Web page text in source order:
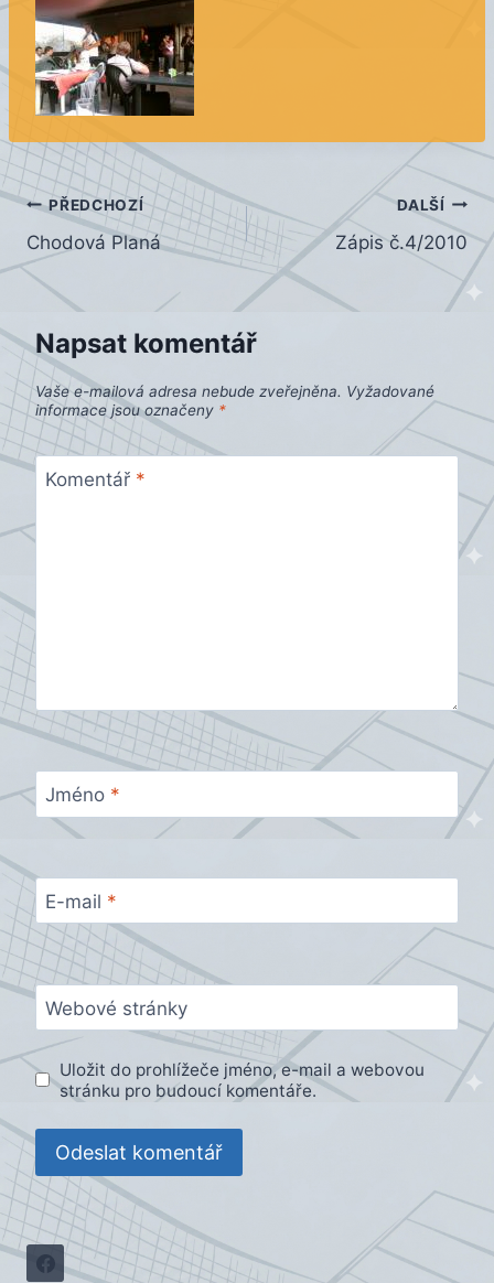
Navigace
pro
příspěvek
PŘEDCHOZÍ
Chodová Planá
DALŠÍ
Zápis č.4/2010
Napsat komentář
Vaše e-mailová adresa nebude zveřejněna. Vyžadované
informace jsou označeny *
Komentář *
Jméno *
E-mail *
Webové stránky
Uložit do prohlížeče jméno, e-mail a webovou
stránku pro budoucí komentáře.